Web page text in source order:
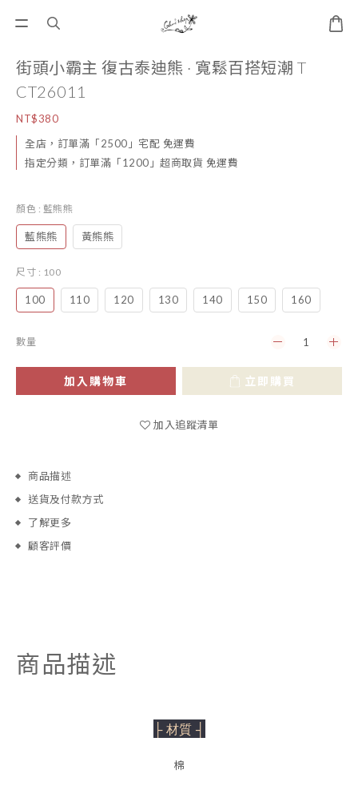
街頭小霸主 復古泰迪熊 · 寬鬆百搭短潮 T
CT26011
NT$380
全店，訂單滿「2500」宅配 免運費
指定分類，訂單滿「1200」超商取貨 免運費
顏色 : 藍熊熊
藍熊熊 黃熊熊
尺寸 : 100
100 110 120 130 140 150 160
數量
加入購物車 立即購買
加入追蹤清單
商品描述
送貨及付款方式
了解更多
顧客評價
商品描述
├ 材質 ┤
棉